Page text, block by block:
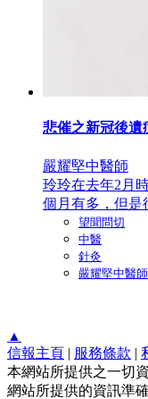
悲催之新冠後遺
嚴耀堅中醫師
玲玲在去年2月
個月有多，但是
望聞問切
中醫
針灸
嚴耀堅中醫師
▲
信報主頁 | 服務條款 |
本網站所提供之一切
網站所提供的資訊準